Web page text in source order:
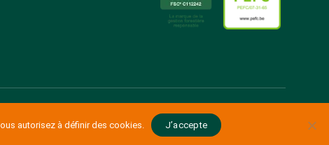
Made with love by
autorisez à définir des cookies. J’accepte